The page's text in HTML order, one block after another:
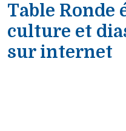
Table Ronde
culture et
sur internet